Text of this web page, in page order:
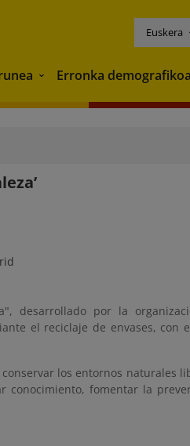
Euskera
Ingurunea
Erronka demografikoa
desarrollado por la
el reciclaje de envases, con
los entornos naturales
conocimiento, fomentar la